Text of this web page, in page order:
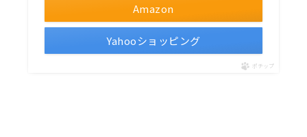
Amazon
Yahooショッピング
ポチップ